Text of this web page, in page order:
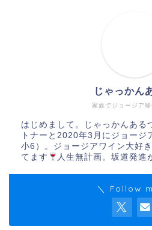
家族でジョージア移
じゃっかん
はじめまして。じゃっかんある
トナーと2020年3月にジョージ
小6）。ジョージアワイン大好
てます
人生無計画。坂道発進
＼ Follow